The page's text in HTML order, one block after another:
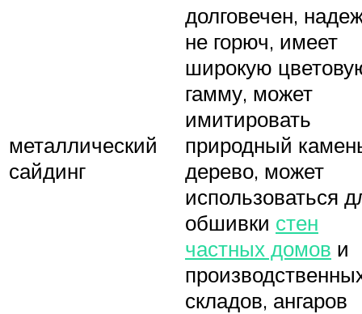
металлический
сайдинг
долговечен,
не горюч, имеет
широкую
гамму, может
имитировать
природный
дерево, может
использоваться
обшивки стен
частных домов и
складов, ангаров